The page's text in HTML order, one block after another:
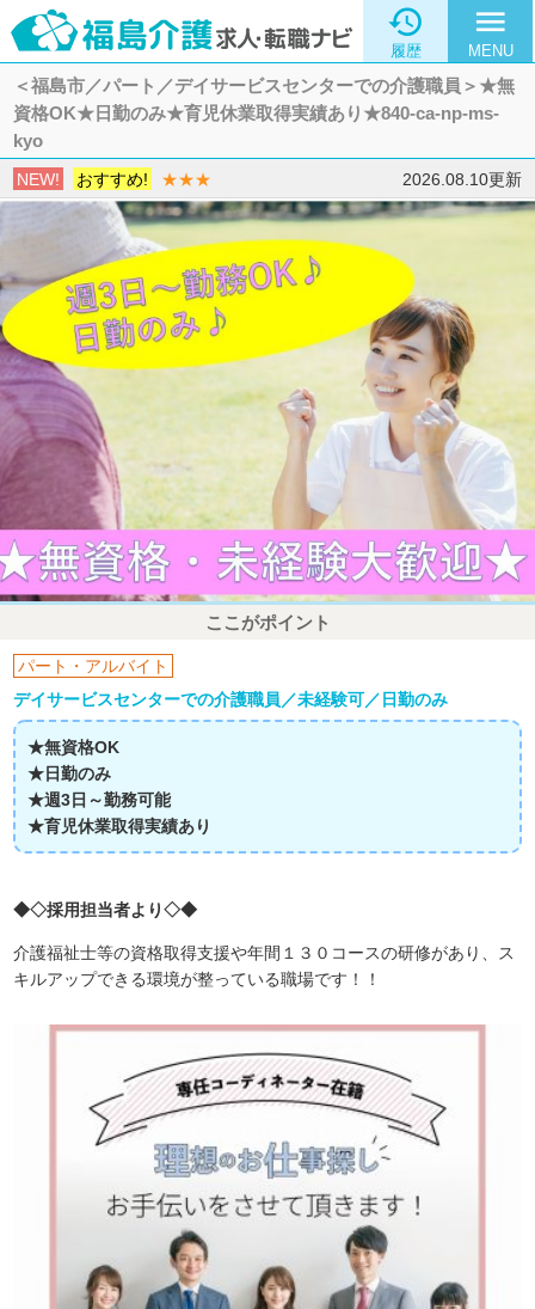

履歴
menu
MENU
＜福島市／パート／デイサービスセンターでの介護職員＞★無
資格OK★日勤のみ★育児休業取得実績あり★840-ca-np-ms-
kyo
NEW! おすすめ! ★★★ 2026.08.10更新
ここがポイント
パート・アルバイト
デイサービスセンターでの介護職員／未経験可／日勤のみ
★無資格OK
★日勤のみ
★週3日～勤務可能
★育児休業取得実績あり
◆◇採用担当者より◇◆
介護福祉士等の資格取得支援や年間１３０コースの研修があり、ス
キルアップできる環境が整っている職場です！！